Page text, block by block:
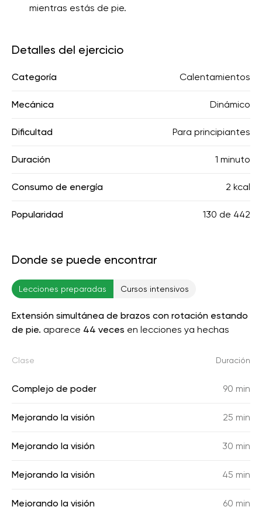
mientras estás de pie.
Detalles del ejercicio
Categoría Calentamientos
Mecánica Dinámico
Dificultad Para principiantes
Duración 1 minuto
Consumo de energía 2 kcal
Popularidad 130 de 442
Donde se puede encontrar
Lecciones preparadas Cursos intensivos
Extensión simultánea de brazos con rotación estando
de pie. aparece 44 veces en lecciones ya hechas
Clase Duración
Complejo de poder 90 min
Mejorando la visión 25 min
Mejorando la visión 30 min
Mejorando la visión 45 min
Mejorando la visión 60 min